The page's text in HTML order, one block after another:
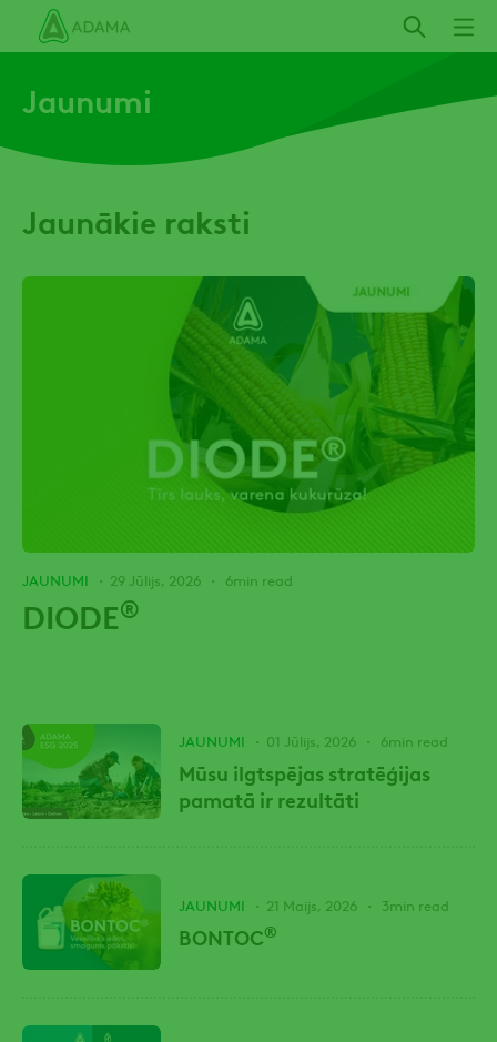
Izlaist
Jaunumi
Jaunākie raksti
JAUNUMI 29 Jūlijs, 2026 6min read
DIODE®
JAUNUMI 01 Jūlijs, 2026 6min read
Mūsu ilgtspējas stratēģijas
pamatā ir rezultāti
JAUNUMI 21 Maijs, 2026 3min read
BONTOC®